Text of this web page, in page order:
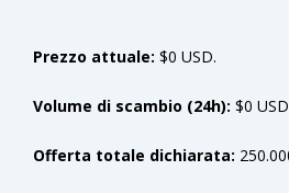
Prezzo attuale: $0 USD.
Volume di scambio (24h): $0
Offerta totale dichiarata: